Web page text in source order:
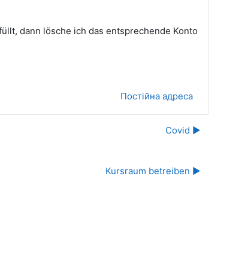
dann lösche ich das entsprechende Konto
Постійна адреса
Covid ▶︎
Kursraum betreiben ▶︎